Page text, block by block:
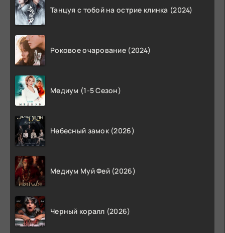
Танцуя с тобой на острие клинка (2024)
Роковое очарование (2024)
Медиум (1-5 Сезон)
Небесный замок (2026)
Медиум Муй Фей (2026)
Черный коралл (2026)